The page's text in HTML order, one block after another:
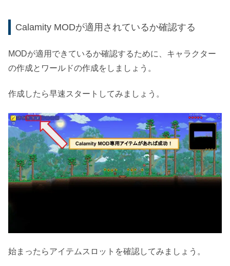
Calamity MODが適用されているか確認する
MODが適用できているか確認するために、キャラクター
の作成とワールドの作成をしましょう。
作成したら早速スタートしてみましょう。
始まったらアイテムスロットを確認してみましょう。